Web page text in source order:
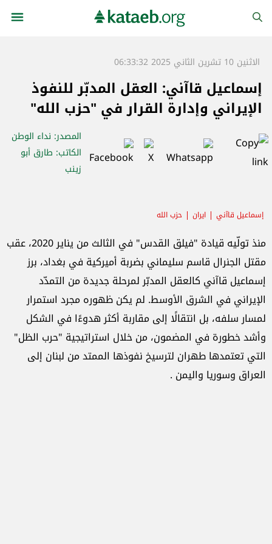
الاثنين 10 تشرين الثاني 2025 06:33:32
إسماعيل قاآني: العقل المدبّر للنفوذ
الإيراني وإدارة القرار في "حزب الله"
المصدر: نداء الوطن
الكاتب: طارق أبو
زينب
إسماعيل قاآني ايران حزب الله
منذ تولّيه قيادة "فيلق القدس" في الثالث من يناير 2020، عقب
مقتل الجنرال قاسم سليماني بضربة أميركية في بغداد، برز
إسماعيل قاآني كالعقل المدبّر لمرحلة جديدة من التمدّد
الإيراني في الشرق الأوسط. لم يكن ظهوره مجرد استمرار
لمسار سلفه، بل انتقالًا إلى مقاربة أكثر هدوءًا في الشكل
وأشد خطورة في المضمون، من خلال استراتيجية "حرب الظل"
التي تعتمدها طهران لترسيخ نفوذها الممتد من لبنان إلى
العراق وسوريا واليمن .